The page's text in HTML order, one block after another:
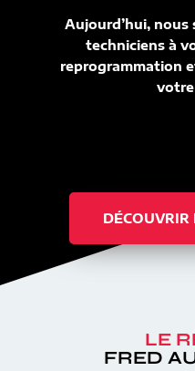
Aujourd’hui, nous
techniciens à
reprogrammation
DÉCOUVRIR
LE
FRED